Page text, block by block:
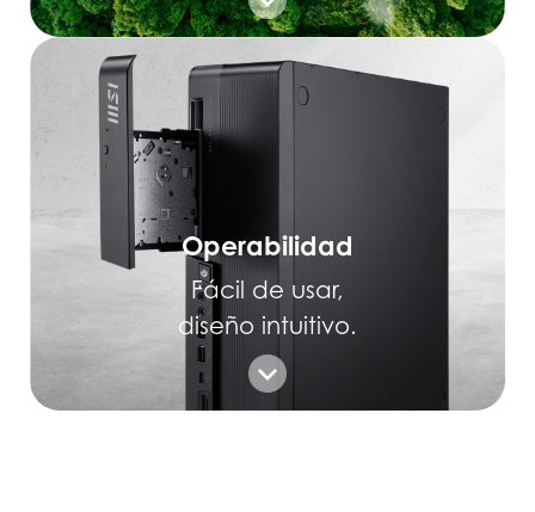
Operabilidad
Fácil de usar,
diseño intuitivo.